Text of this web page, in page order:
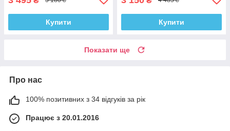
Купити Купити
Показати ще
Про нас
100% позитивних з 34 відгуків за рік
Працює з 20.01.2016